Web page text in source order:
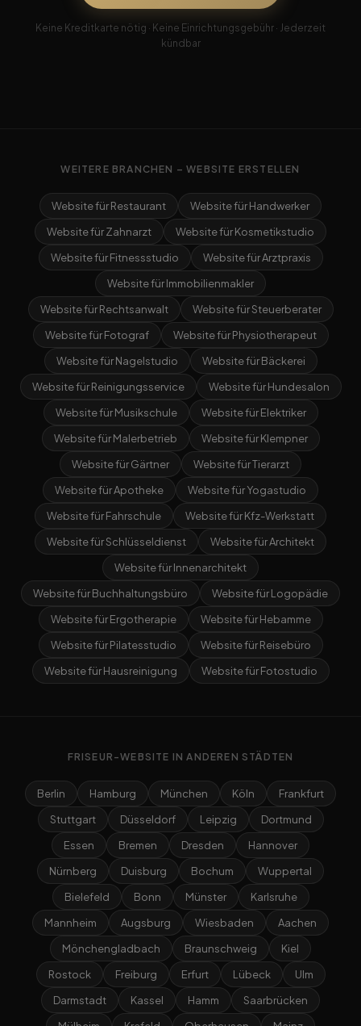
Keine Kreditkarte nötig · Keine Einrichtungsgebühr · Jederzeit
kündbar
WEITERE BRANCHEN – WEBSITE ERSTELLEN
Website für Restaurant
Website für Handwerker
Website für Zahnarzt
Website für Kosmetikstudio
Website für Fitnessstudio
Website für Arztpraxis
Website für Immobilienmakler
Website für Rechtsanwalt
Website für Steuerberater
Website für Fotograf
Website für Physiotherapeut
Website für Nagelstudio
Website für Bäckerei
Website für Reinigungsservice
Website für Hundesalon
Website für Musikschule
Website für Elektriker
Website für Malerbetrieb
Website für Klempner
Website für Gärtner
Website für Tierarzt
Website für Apotheke
Website für Yogastudio
Website für Fahrschule
Website für Kfz-Werkstatt
Website für Schlüsseldienst
Website für Architekt
Website für Innenarchitekt
Website für Buchhaltungsbüro
Website für Logopädie
Website für Ergotherapie
Website für Hebamme
Website für Pilatesstudio
Website für Reisebüro
Website für Hausreinigung
Website für Fotostudio
FRISEUR-WEBSITE IN ANDEREN STÄDTEN
Berlin Hamburg München Köln
Frankfurt
Stuttgart
Düsseldorf Leipzig
Dortmund
Essen
Bremen Dresden
Hannover
Nürnberg
Duisburg Bochum
Wuppertal
Bielefeld
Bonn Münster
Karlsruhe
Mannheim
Augsburg Wiesbaden
Aachen
Mönchengladbach
Braunschweig
Kiel
Rostock
Freiburg Erfurt Lübeck
Ulm
Darmstadt
Kassel Hamm
Saarbrücken